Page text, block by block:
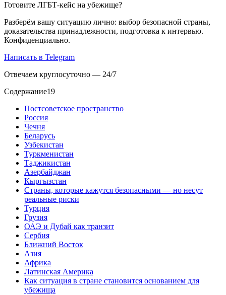
Готовите ЛГБТ-кейс на убежище?
Разберём вашу ситуацию лично: выбор безопасной страны,
доказательства принадлежности, подготовка к интервью.
Конфиденциально.
Написать в Telegram
Отвечаем круглосуточно — 24/7
Содержание19
Постсоветское пространство
Россия
Чечня
Беларусь
Узбекистан
Туркменистан
Таджикистан
Азербайджан
Кыргызстан
Страны, которые кажутся безопасными — но несут
реальные риски
Турция
Грузия
ОАЭ и Дубай как транзит
Сербия
Ближний Восток
Азия
Африка
Латинская Америка
Как ситуация в стране становится основанием для
убежища